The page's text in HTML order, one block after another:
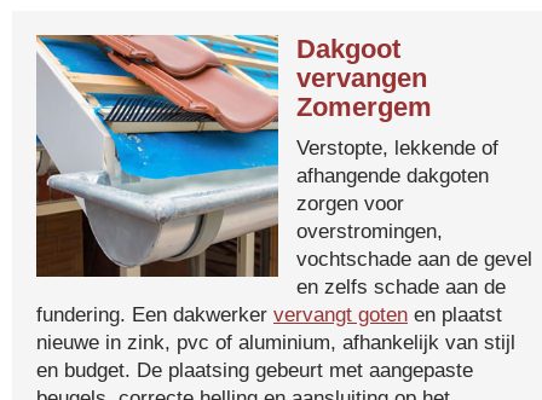
Dakgoot
vervangen
Zomergem
Verstopte, lekkende of
afhangende dakgoten
zorgen voor
overstromingen,
vochtschade aan de gevel
en zelfs schade aan de
fundering. Een dakwerker vervangt goten en plaatst
nieuwe in zink, pvc of aluminium, afhankelijk van stijl
en budget. De plaatsing gebeurt met aangepaste